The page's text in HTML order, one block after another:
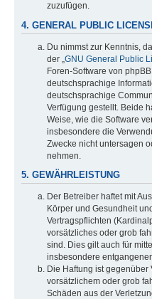
zuzufügen.
4. GENERAL PUBLIC
Du nimmst zur Kenntnis,
der „ GNU General Public
Foren-Software von
deutschsprachige
deutschsprachige
Verfügung gestellt. Beide
Weise, wie die Software
insbesondere die
Zwecke nicht untersagen
nehmen.
5. GEWÄHRLEISTUNG
Der Betreiber haftet mit
Körper und Gesundheit
Vertragspflichten
vorsätzliches oder grob
sind. Dies gilt auch für
insbesondere
Die Haftung ist
vorsätzlichem oder grob
Schäden aus der